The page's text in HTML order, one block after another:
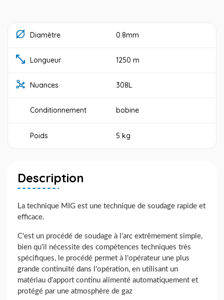
Diamètre 0.8mm
Longueur 1250 m
Nuances 308L
Conditionnement bobine
Poids 5 kg
Description
La technique MIG est une technique de soudage rapide et
efficace.
C'est un procédé de soudage à l'arc extrêmement simple,
bien qu'il nécessite des compétences techniques très
spécifiques, le procédé permet à l'opérateur une plus
grande continuité dans l'opération, en utilisant un
matériau d'apport continu alimenté automatiquement et
protégé par une atmosphère de gaz